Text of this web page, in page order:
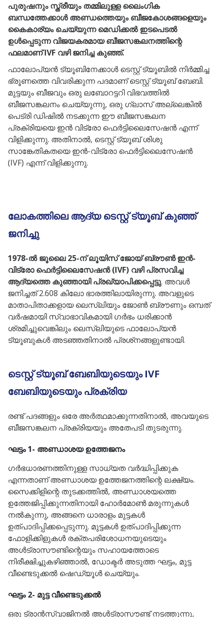
പുരുഷനും സ്ത്രീയും തമ്മിലുള്ള ലൈംഗിക
ബന്ധത്തേക്കാൾ അണ്ഡത്തെയും ബീജകോശങ്ങളെയും
കൈകാര്യം ചെയ്യുന്ന മെഡിക്കൽ ഇടപെടൽ
ഉൾപ്പെടുന്ന വിജയകരമായ ബീജസങ്കലനത്തിന്റെ
ഫലമാണ് IVF വഴി ജനിച്ച കുഞ്ഞ്.
ഫാലോപ്യൻ ട്യൂബിനേക്കാൾ ടെസ്റ്റ് ട്യൂബിൽ നിർമ്മിച്ച
ഭ്രൂണത്തെ വിവരിക്കുന്ന പദമാണ് ടെസ്റ്റ് ട്യൂബ് ബേബി.
മുട്ടയും ബീജവും ഒരു ലബോറട്ടറി വിഭവത്തിൽ
ബീജസങ്കലനം ചെയ്യുന്നു, ഒരു ഗ്ലാസ് അല്ലെങ്കിൽ
പെട്രി ഡിഷിൽ നടക്കുന്ന ഈ ബീജസങ്കലന
പ്രക്രിയയെ ഇൻ വിട്രോ ഫെർട്ടിലൈസേഷൻ എന്ന്
വിളിക്കുന്നു. അതിനാൽ, ടെസ്റ്റ് ട്യൂബ് ശിശു
സാങ്കേതികതയെ ഇൻ-വിട്രോ ഫെർട്ടിലൈസേഷൻ
(IVF) എന്ന് വിളിക്കുന്നു.
ലോകത്തിലെ ആദ്യ ടെസ്റ്റ് ട്യൂബ് കുഞ്ഞ്
ജനിച്ചു
1978-ൽ ജൂലൈ 25-ന് ലൂയിസ് ജോയ് ബ്രൗൺ ഇൻ-
വിട്രോ ഫെർട്ടിലൈസേഷൻ (IVF) വഴി പ്രസവിച്ച
ആദ്യത്തെ കുഞ്ഞായി പ്രഖ്യാപിക്കപ്പെട്ടു. അവൾ
ജനിച്ചത് 2.608 കിലോ ഭാരത്തിലായിരുന്നു. അവളുടെ
മാതാപിതാക്കളായ ലെസ്‌ലിയും ജോൺ ബ്രൗണും ഒമ്പത്
വർഷമായി സ്വാഭാവികമായി ഗർഭം ധരിക്കാൻ
ശ്രമിച്ചുവെങ്കിലും ലെസ്ലിയുടെ ഫാലോപ്യൻ
ട്യൂബുകൾ അടഞ്ഞതിനാൽ പ്രശ്‌നങ്ങളുണ്ടായി.
ടെസ്റ്റ് ട്യൂബ് ബേബിയുടെയും IVF
ബേബിയുടെയും പ്രക്രിയ
രണ്ട് പദങ്ങളും ഒരേ അർത്ഥമാക്കുന്നതിനാൽ, അവയുടെ
ബീജസങ്കലന പ്രക്രിയയും അതേപടി തുടരുന്നു.
ഘട്ടം 1- അണ്ഡാശയ ഉത്തേജനം
ഗർഭധാരണത്തിനുള്ള സാധ്യത വർദ്ധിപ്പിക്കുക
എന്നതാണ് അണ്ഡാശയ ഉത്തേജനത്തിന്റെ ലക്ഷ്യം.
സൈക്കിളിന്റെ തുടക്കത്തിൽ, അണ്ഡാശയത്തെ
ഉത്തേജിപ്പിക്കുന്നതിനായി ഹോർമോൺ മരുന്നുകൾ
നൽകുന്നു, അങ്ങനെ ധാരാളം മുട്ടകൾ
ഉത്പാദിപ്പിക്കപ്പെടുന്നു. മുട്ടകൾ ഉത്പാദിപ്പിക്കുന്ന
ഫോളിക്കിളുകൾ രക്തപരിശോധനയുടെയും
അൾട്രാസൗണ്ടിന്റെയും സഹായത്തോടെ
നിരീക്ഷിച്ചുകഴിഞ്ഞാൽ, ഡോക്ടർ അടുത്ത ഘട്ടം, മുട്ട
വീണ്ടെടുക്കൽ ഷെഡ്യൂൾ ചെയ്യും.
ഘട്ടം 2- മുട്ട വീണ്ടെടുക്കൽ
ഒരു ട്രാൻസ്വാജിനൽ അൾട്രാസൗണ്ട് നടത്തുന്നു,